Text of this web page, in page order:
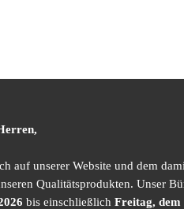
auf unserer Website und dem
Qualitätsprodukten. Unser
bis einschließlich Freitag, dem